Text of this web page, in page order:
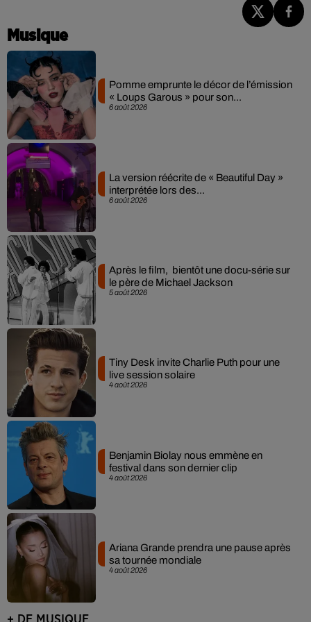
Musique
6 août 2026
Pomme emprunte le décor de l’émission
« Loups Garous » pour son...
6 août 2026
La version réécrite de « Beautiful Day »
interprétée lors des...
5 août 2026
Après le film, bientôt une docu-série sur
le père de Michael Jackson
4 août 2026
Tiny Desk invite Charlie Puth pour une
live session solaire
4 août 2026
Benjamin Biolay nous emmène en
festival dans son dernier clip
4 août 2026
Ariana Grande prendra une pause après
sa tournée mondiale